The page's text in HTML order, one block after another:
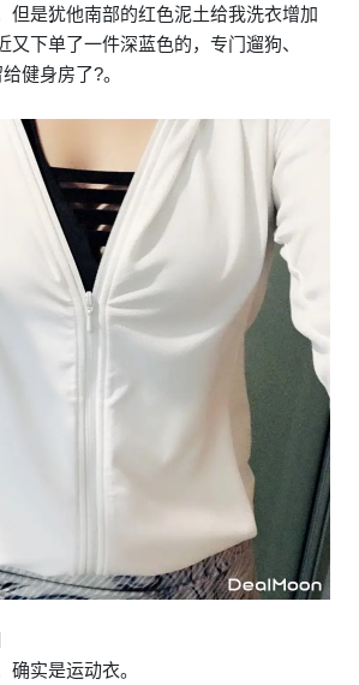
但是犹他南部的红色泥土给我洗衣增加
下单了一件深蓝色的，专门遛狗、
健身房了?。
确实是运动衣。